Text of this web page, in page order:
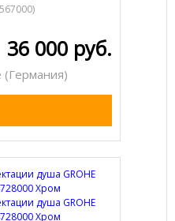
)
36 000 руб.
(Германия)